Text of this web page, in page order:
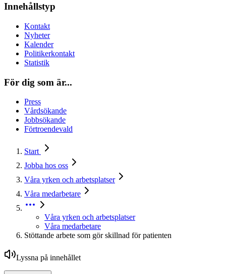
Innehållstyp
Kontakt
Nyheter
Kalender
Politikerkontakt
Statistik
För dig som är...
Press
Vårdsökande
Jobbsökande
Förtroendevald
Start
Jobba hos oss
Våra yrken och arbetsplatser
Våra medarbetare
Våra yrken och arbetsplatser
Våra medarbetare
Stöttande arbete som gör skillnad för patienten
Lyssna på innehållet